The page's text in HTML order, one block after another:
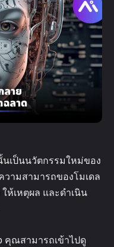
นเป็นนวัตกรรมใหม่ของ
ามสามารถของโมเดล
เหตุผล และดำเนิน
คุณสามารถเข้าไปดู